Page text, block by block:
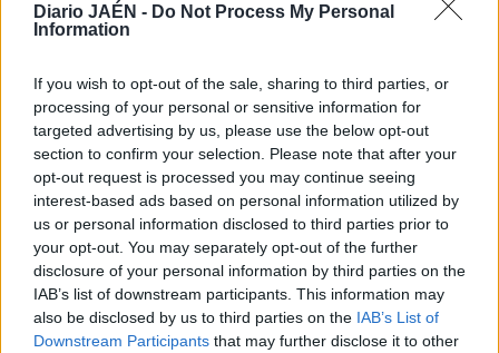
Diario JAÉN - Do Not Process My Personal
Information
If you wish to opt-out of the sale, sharing to third parties, or
processing of your personal or sensitive information for
targeted advertising by us, please use the below opt-out
section to confirm your selection. Please note that after your
opt-out request is processed you may continue seeing
interest-based ads based on personal information utilized by
us or personal information disclosed to third parties prior to
your opt-out. You may separately opt-out of the further
disclosure of your personal information by third parties on the
IAB’s list of downstream participants. This information may
also be disclosed by us to third parties on the IAB’s List of
Downstream Participants that may further disclose it to other
LO MÁS LEÍDO
Jaén